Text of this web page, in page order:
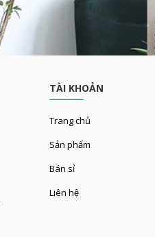
TÀI KHOẢN
Trang chủ
Sản phẩm
Bán sỉ
Liên hệ